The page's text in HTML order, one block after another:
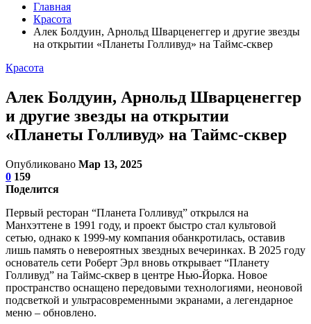
Главная
Красота
Алек Болдуин, Арнольд Шварценеггер и другие звезды
на открытии «Планеты Голливуд» на Таймс-сквер
Красота
Алек Болдуин, Арнольд Шварценеггер
и другие звезды на открытии
«Планеты Голливуд» на Таймс-сквер
Опубликовано Мар 13, 2025
0 159
Поделится
Первый ресторан “Планета Голливуд” открылся на
Манхэттене в 1991 году, и проект быстро стал культовой
сетью, однако к 1999-му компания обанкротилась, оставив
лишь память о невероятных звездных вечеринках. В 2025 году
основатель сети Роберт Эрл вновь открывает “Планету
Голливуд” на Таймс-сквер в центре Нью-Йорка. Новое
пространство оснащено передовыми технологиями, неоновой
подсветкой и ультрасовременными экранами, а легендарное
меню – обновлено.